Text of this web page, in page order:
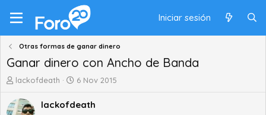
Iniciar sesión
Otras formas de ganar dinero
Ganar dinero con Ancho de Banda
A
t
lackofdeath
F
c
6 Nov 2015
lackofdeath